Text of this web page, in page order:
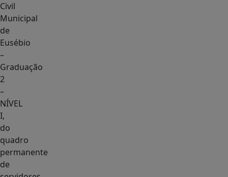
Civil
Municipal
de
Eusébio
–
Graduação
2
–
NÍVEL
I,
do
quadro
permanente
de